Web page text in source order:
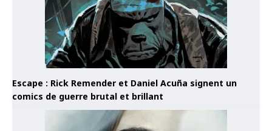
Escape : Rick Remender et Daniel Acuña signent un
comics de guerre brutal et brillant